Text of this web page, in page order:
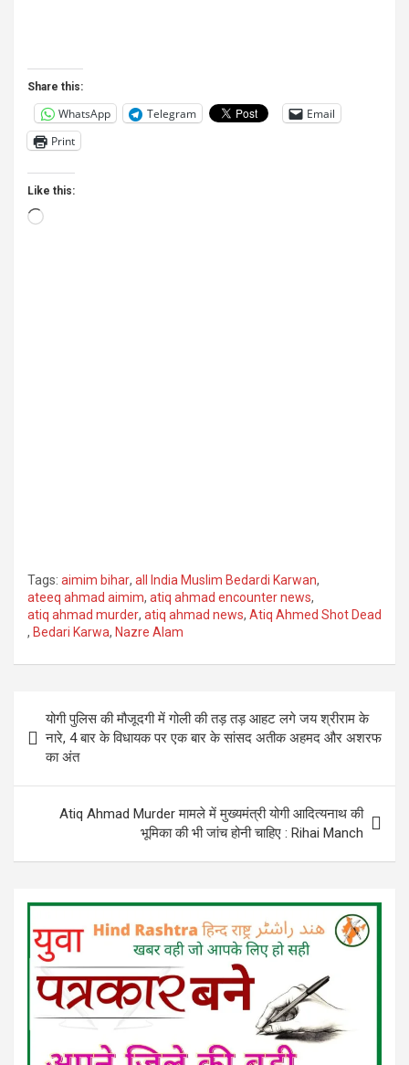
Share this:
WhatsApp Telegram
Email
Print
Like this:
Loading…
Tags: aimim bihar, all India Muslim Bedardi Karwan,
ateeq ahmad aimim, atiq ahmad encounter news,
atiq ahmad murder, atiq ahmad news, Atiq Ahmed Shot Dead
, Bedari Karwa, Nazre Alam
Post
navigation
योगी पुलिस की मौजूदगी में गोली की तड़ तड़ आहट लगे जय श्रीराम के
नारे, 4 बार के विधायक पर एक बार के सांसद अतीक अहमद और अशरफ
का अंत
Atiq Ahmad Murder मामले में मुख्यमंत्री योगी आदित्यनाथ की
भूमिका की भी जांच होनी चाहिए : Rihai Manch